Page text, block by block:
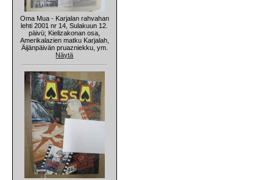
Oma Mua - Karjalan rahvahan
lehti 2001 nr 14, Sulakuun 12.
päivü; Kielizakonan osa,
Amerikalazien matku Karjalah,
Äijänpäivän pruazniekku, ym.
Näytä